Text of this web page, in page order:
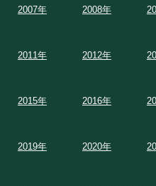
2007年 2008年
2011年 2012年
2015年 2016年
2019年 2020年